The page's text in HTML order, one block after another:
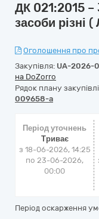
ДК 021:2015
засоби різні
Оголошення про
Закупівля: UA-2026-
на DoZorro
Рядок плану
009658-a
Період уточнень
Триває
з 18-06-2026, 14:25
по 23-06-2026,
00:00
Період оскарження